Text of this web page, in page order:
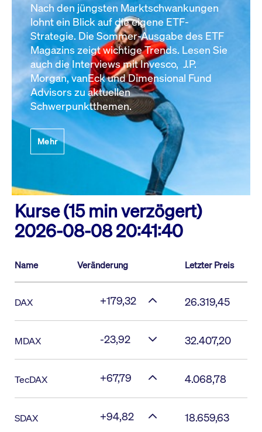
Nach den jüngsten Marktschwankungen
lohnt ein Blick auf die eigene ETF-
Strategie. Die Sommer-Ausgabe des ETF
Magazins zeigt wichtige Trends. Lesen Sie
auch die Interviews mit Invesco, J.P.
Morgan, vanEck und Dimensional Fund
Advisors zu aktuellen
Schwerpunktthemen.
Mehr
Kurse (15 min verzögert)
2026-08-08 20:41:40
Name Veränderung Letzter Preis
DAX +179,32 26.319,45
MDAX -23,92 32.407,20
TecDAX +67,79 4.068,78
SDAX +94,82 18.659,63